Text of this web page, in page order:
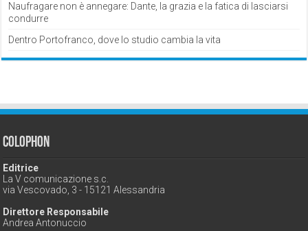
Naufragare non è annegare: Dante, la grazia e la fatica di lasciarsi
condurre
Dentro Portofranco, dove lo studio cambia la vita
Colophon
Editrice
La V comunicazione s.c.
via Vescovado, 3 - 15121 Alessandria
Direttore Responsabile
Andrea Antonuccio